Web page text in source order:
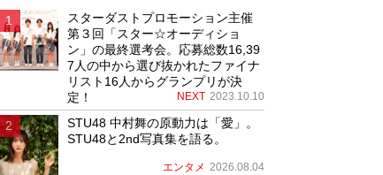
スターダストプロモーション主催
第３回「スター☆オーディショ
ン」の最終選考会。応募総数16,39
7人の中から選び抜かれたファイナ
リスト16人からグランプリが決
定！
NEXT 2023.10.10
STU48 中村舞の原動力は「愛」。
STU48と2nd写真集を語る。
エンタメ 2026.08.04